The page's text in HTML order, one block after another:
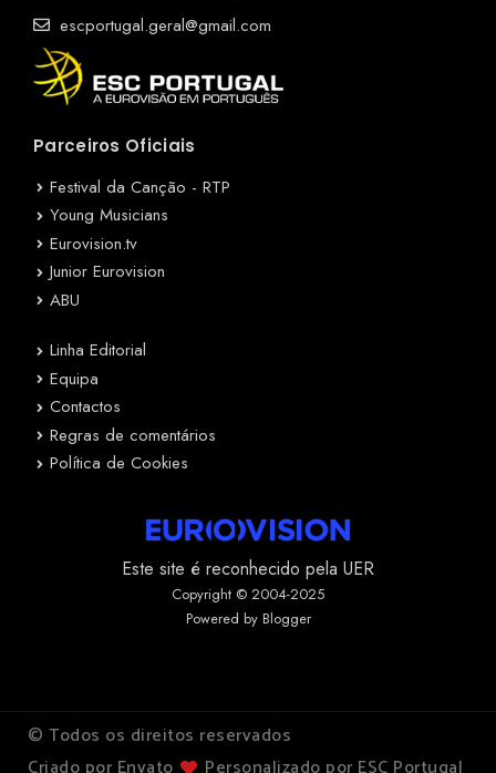
escportugal.geral@gmail.com
Parceiros Oficiais
Festival da Canção - RTP
Young Musicians
Eurovision.tv
Junior Eurovision
ABU
Linha Editorial
Equipa
Contactos
Regras de comentários
Política de Cookies
Este site é reconhecido pela UER
Copyright © 2004-2025
Powered by Blogger
© Todos os direitos reservados